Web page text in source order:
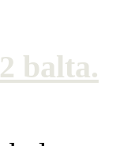
balta.